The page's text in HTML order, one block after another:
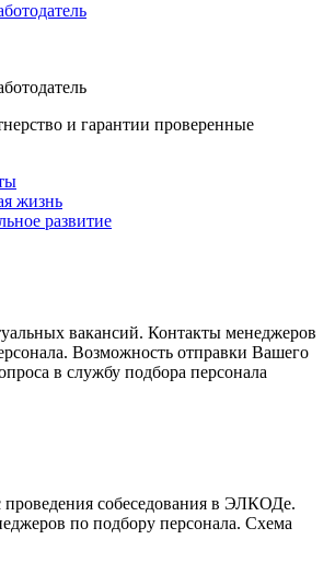
и гарантии проверенные
жизнь
развитие
вакансий. Контакты менеджеров
Возможность отправки Вашего
в службу подбора персонала
проведения собеседования в ЭЛКОДе.
по подбору персонала. Схема